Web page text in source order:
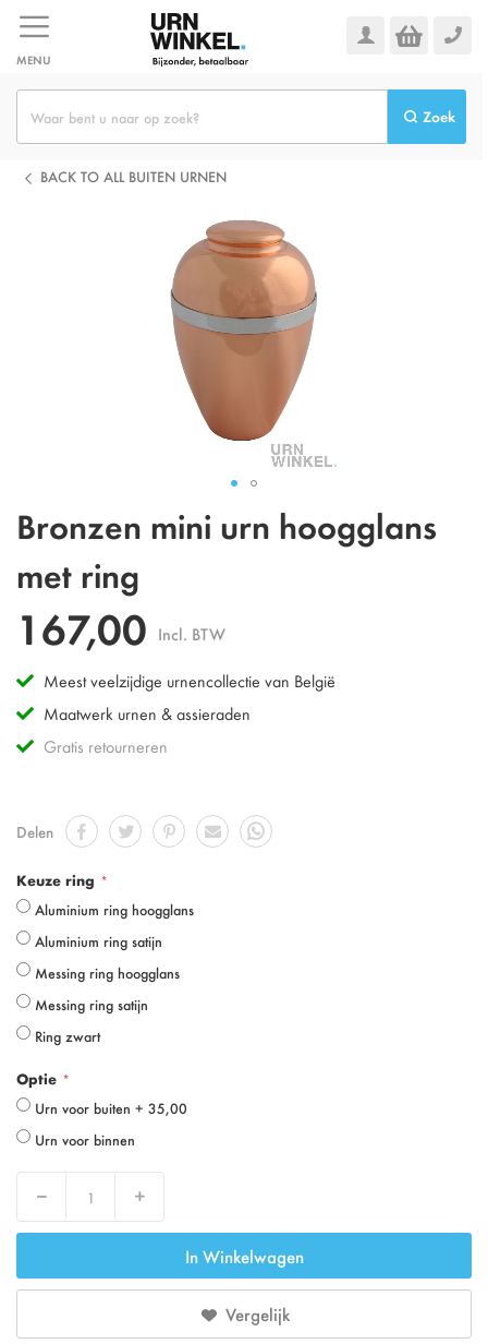
naar
de
inhoud
MENU
Zoek
BACK TO ALL BUITEN URNEN
Bronzen mini urn hoogglans
met ring
167,00 Incl. BTW
Meest veelzijdige urnencollectie van België
Maatwerk urnen & assieraden
Gratis retourneren
Delen
Keuze ring
Aluminium ring hoogglans
Aluminium ring satijn
Messing ring hoogglans
Messing ring satijn
Ring zwart
Optie
Urn voor buiten + 35,00
Urn voor binnen
Decrease Increase
In Winkelwagen
Vergelijk